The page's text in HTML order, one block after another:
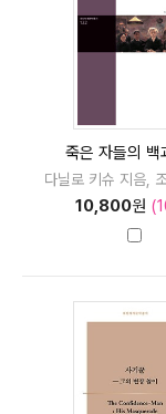
죽은 자들의 백
다닐로 키슈 지음,
10,800원